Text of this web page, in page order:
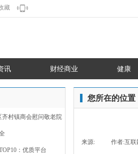
藏
讯 财经商业 健康
您所在的位置
来源: 作者:互联
村镇商会慰问敬老院
：优质平台